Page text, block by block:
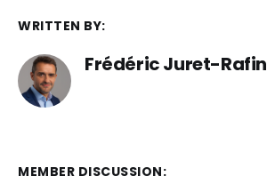
WRITTEN BY:
Frédéric Juret-Rafin
MEMBER DISCUSSION: